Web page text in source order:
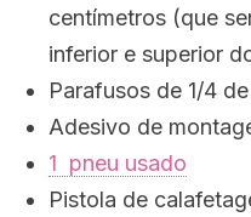
centímetros (que
inferior e superior
Parafusos de 1/4
Adesivo de
1 pneu usado
Pistola de